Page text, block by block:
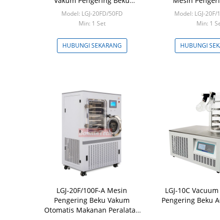
Lyophilizer
Model: LGJ-20FD/50FD
Min: 1 Set
HUBUNGI SEKARANG
Rumah
Vakum
Model: LGJ-20F/
Min: 1
HUBUNGI
LGJ-20F/100F-A Mesin
Pengering Beku Vakum
Otomatis Makanan Peralatan
LGJ-10C
Pengering Beku